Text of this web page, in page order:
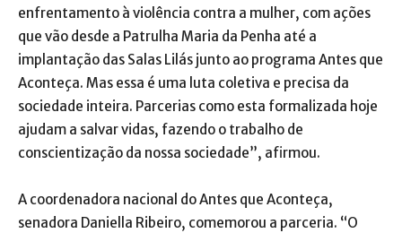
enfrentamento à violência contra a mulher, com ações
que vão desde a Patrulha Maria da Penha até a
implantação das Salas Lilás junto ao programa Antes que
Aconteça. Mas essa é uma luta coletiva e precisa da
sociedade inteira. Parcerias como esta formalizada hoje
ajudam a salvar vidas, fazendo o trabalho de
conscientização da nossa sociedade”, afirmou.
A coordenadora nacional do Antes que Aconteça,
senadora Daniella Ribeiro, comemorou a parceria. “O